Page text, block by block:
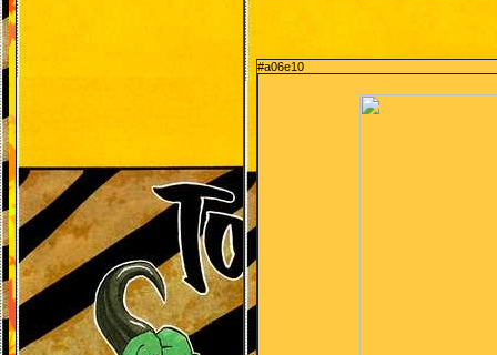
#a06e10